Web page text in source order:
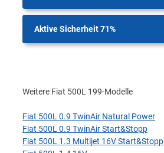
Aktive Sicherheit 71%
Weitere Fiat 500L 199-Modelle
Fiat 500L 0.9 TwinAir Natural Power
Fiat 500L 0.9 TwinAir Start&Stopp
Fiat 500L 1.3 Multijet 16V Start&Stopp